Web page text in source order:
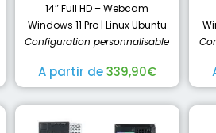
14″ Full HD – Webcam
Windows 11 Pro | Linux Ubuntu
Configuration personnalisable
A partir de339,90€